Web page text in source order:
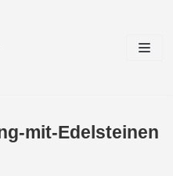
mit-Edelsteinen